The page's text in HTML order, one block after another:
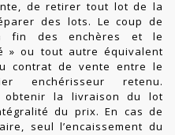
de retirer tout lot de la
des lots. Le coup de
fin des enchères et le
» ou tout autre équivalent
contrat de vente entre le
enchérisseur retenu.
obtenir la livraison du lot
du prix. En cas de
seul l’encaissement du